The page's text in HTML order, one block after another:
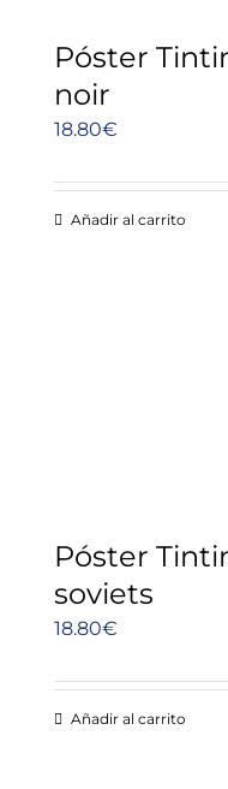
Póster
noir
18.80€
Añadir al carrito
Póster
soviets
18.80€
Añadir al carrito